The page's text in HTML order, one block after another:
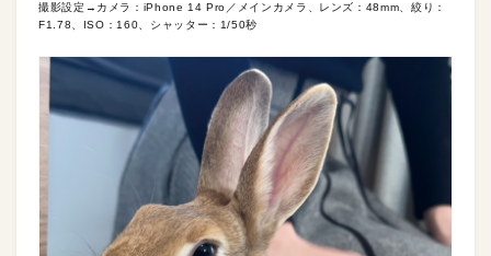
撮影設定→カメラ：iPhone 14 Pro／メインカメラ、レンズ：48mm、絞り：
F1.78、ISO：160、シャッター：1/50秒